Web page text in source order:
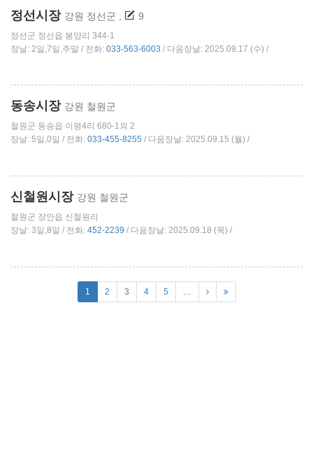
정선시장 강원 정선군 , 9
정선군 정선읍 봉양리 344-1
장날: 2일,7일,주말 / 전화: 033-563-6003 / 다음장날: 2025.09.17 (수) /
동송시장 강원 철원군
철원군 동송읍 이평4리 680-1외 2
장날: 5일,0일 / 전화: 033-455-8255 / 다음장날: 2025.09.15 (월) /
신철원시장 강원 철원군
철원군 장안읍 신철원리
장날: 3일,8일 / 전화: 452-2239 / 다음장날: 2025.09.18 (목) /
1 2 3 4 5 …